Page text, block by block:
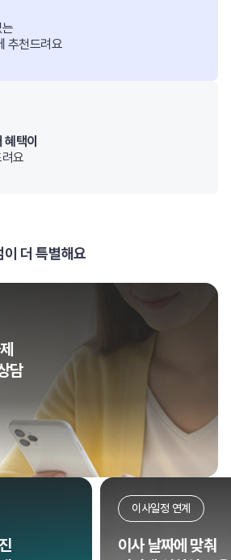
추천드려요
혜택이
요
더 특별해요
담
에 맞춰
비용
인터넷